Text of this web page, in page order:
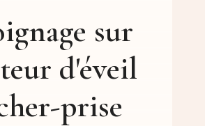
sur
d'éveil
prise